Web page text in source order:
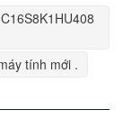
tính mới .